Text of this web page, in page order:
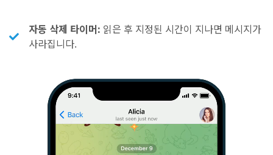
자동 삭제 타이머: 읽은 후 지정된 시간이 지나면 메시지가
사라집니다.